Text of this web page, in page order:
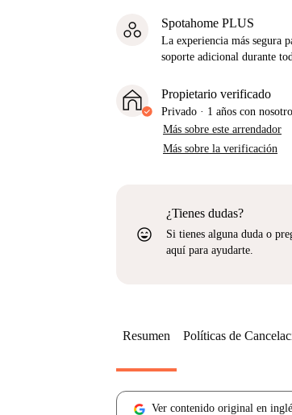
Spotahome PLUS
La experiencia más segura
soporte adicional durante
Propietario verificado
Privado · 1 años con
Más sobre este arrendador
Más sobre la verificación
sentiment_very_satisfied
¿Tienes dudas?
Si tienes alguna duda o
aquí para ayudarte.
Resumen Políticas de
Ver contenido original en